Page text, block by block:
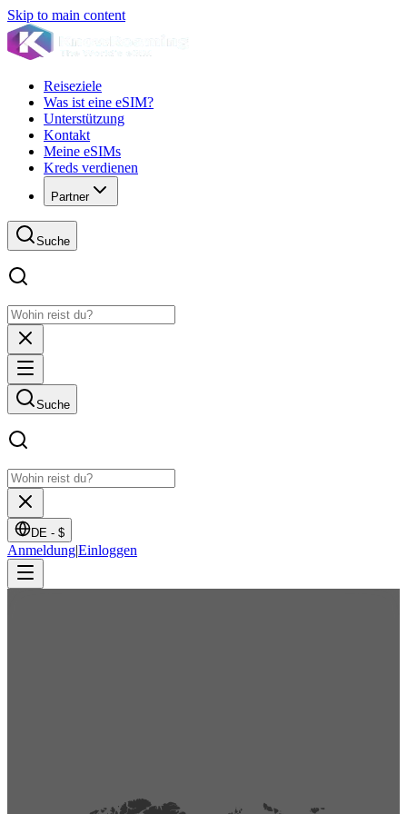
Skip to main content
Reiseziele
Was ist eine eSIM?
Unterstützung
Kontakt
Meine eSIMs
Kreds verdienen
Partner
Suche
Suche
DE - $
Anmeldung|Einloggen